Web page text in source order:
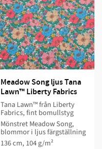
Meadow Song ljus Tana
Lawn™ Liberty Fabrics
Tana Lawn™ från Liberty
Fabrics, fint bomullstyg
Mönstret Meadow Song,
blommor i ljus färgställning
136 cm, 104 g/m²